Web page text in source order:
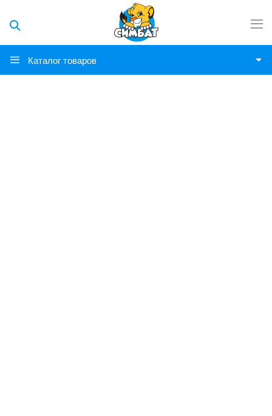
Каталог товаров